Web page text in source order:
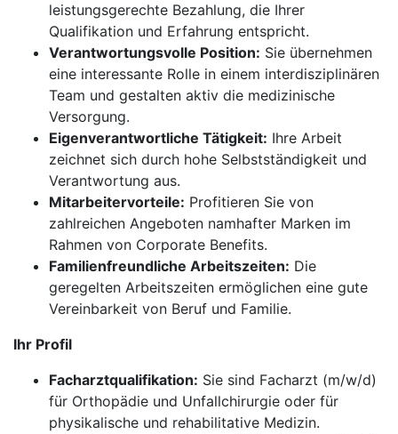
leistungsgerechte Bezahlung, die Ihrer
Qualifikation und Erfahrung entspricht.
Verantwortungsvolle Position: Sie übernehmen
eine interessante Rolle in einem interdisziplinären
Team und gestalten aktiv die medizinische
Versorgung.
Eigenverantwortliche Tätigkeit: Ihre Arbeit
zeichnet sich durch hohe Selbstständigkeit und
Verantwortung aus.
Mitarbeitervorteile: Profitieren Sie von
zahlreichen Angeboten namhafter Marken im
Rahmen von Corporate Benefits.
Familienfreundliche Arbeitszeiten: Die
geregelten Arbeitszeiten ermöglichen eine gute
Vereinbarkeit von Beruf und Familie.
Ihr Profil
Facharztqualifikation: Sie sind Facharzt (m/w/d)
für Orthopädie und Unfallchirurgie oder für
physikalische und rehabilitative Medizin.